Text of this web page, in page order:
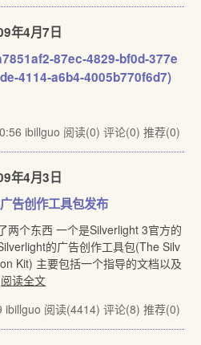
年4月7日
87ec-4829-bf0d-377e
4114-a6b4-4005b770f6d7)
ibillguo 阅读(0) 评论(0) 推荐(0)
年4月3日
告创作工具包发布
两个东西 一个是Silverlight 3官方的
的广告创作工具包(The Silv
Kit) 主要包括一个指导的文档以及
阅读全文
ibillguo 阅读(4414) 评论(8) 推荐(0)